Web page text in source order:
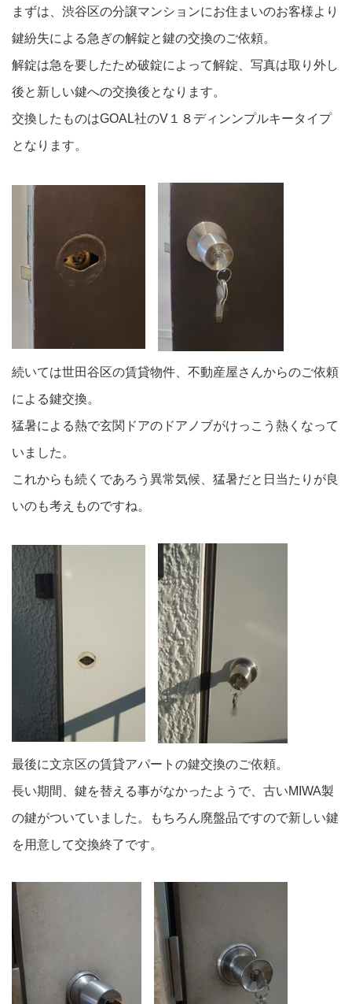
まずは、渋谷区の分譲マンションにお住まいのお客様より
鍵紛失による急ぎの解錠と鍵の交換のご依頼。
解錠は急を要したため破錠によって解錠、写真は取り外し
後と新しい鍵への交換後となります。
交換したものはGOAL社のV１８ディンンプルキータイプ
となります。
続いては世田谷区の賃貸物件、不動産屋さんからのご依頼
による鍵交換。
猛暑による熱で玄関ドアのドアノブがけっこう熱くなって
いました。
これからも続くであろう異常気候、猛暑だと日当たりが良
いのも考えものですね。
最後に文京区の賃貸アパートの鍵交換のご依頼。
長い期間、鍵を替える事がなかったようで、古いMIWA製
の鍵がついていました。もちろん廃盤品ですので新しい鍵
を用意して交換終了です。